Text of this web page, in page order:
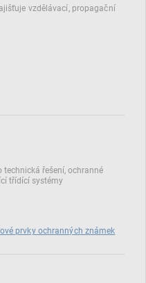
vzdělávací, propagační
technická řešení, ochranné
třídící systémy
prvky ochranných známek